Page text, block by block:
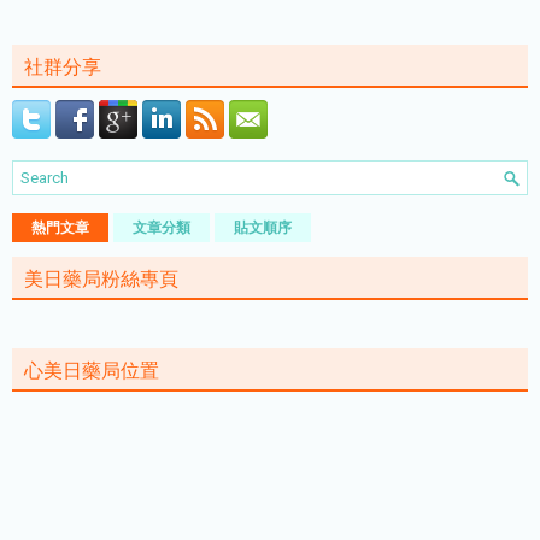
社群分享
熱門文章 文章分類 貼文順序
美日藥局粉絲專頁
心美日藥局位置